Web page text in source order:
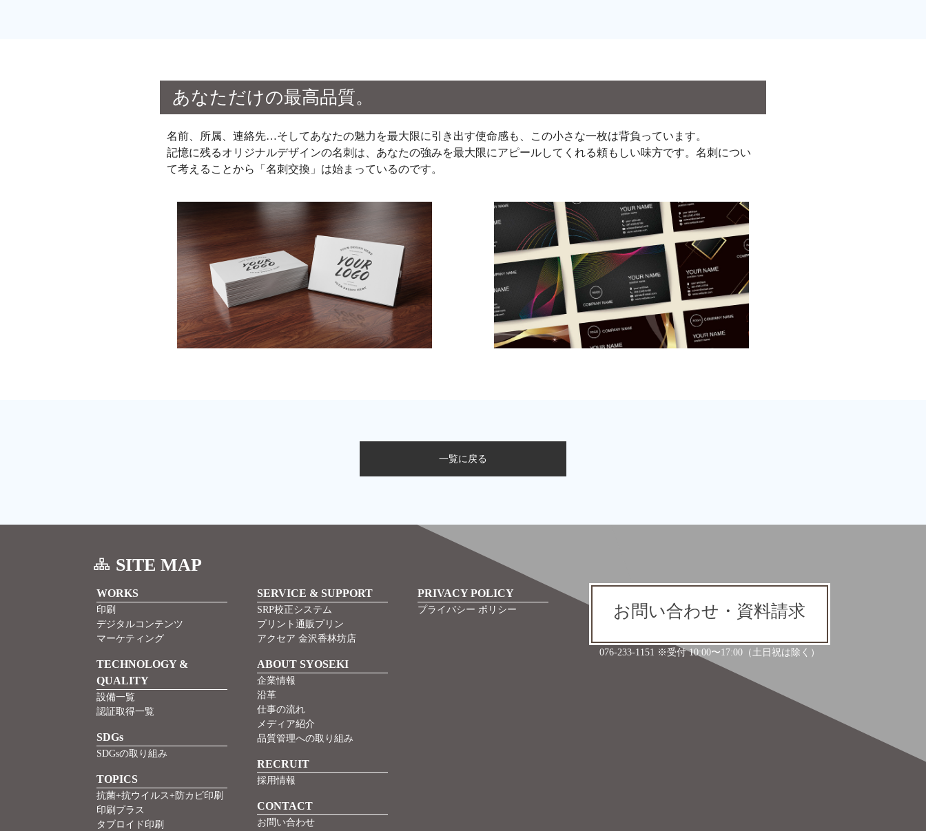
あなただけの最高品質。
名前、所属、連絡先…そしてあなたの魅力を最大限に引き出す使命感も、この小さな一枚は背負っています。
記憶に残るオリジナルデザインの名刺は、あなたの強みを最大限にアピールしてくれる頼もしい味方です。名刺につい
て考えることから「名刺交換」は始まっているのです。
一覧に戻る
SITE MAP
WORKS
印刷
デジタルコンテンツ
マーケティング
TECHNOLOGY &
QUALITY
設備一覧
認証取得一覧
SDGs
SDGsの取り組み
TOPICS
抗菌+抗ウイルス+防カビ印刷
印刷プラス
タブロイド印刷
SERVICE & SUPPORT
SRP校正システム
プリント通販プリン
アクセア 金沢香林坊店
ABOUT SYOSEKI
企業情報
沿革
仕事の流れ
メディア紹介
品質管理への取り組み
RECRUIT
採用情報
CONTACT
お問い合わせ
PRIVACY POLICY
プライバシー ポリシー お問い合わせ・資料請求
076-233-1151 ※受付 10:00〜17:00（土日祝は除く）